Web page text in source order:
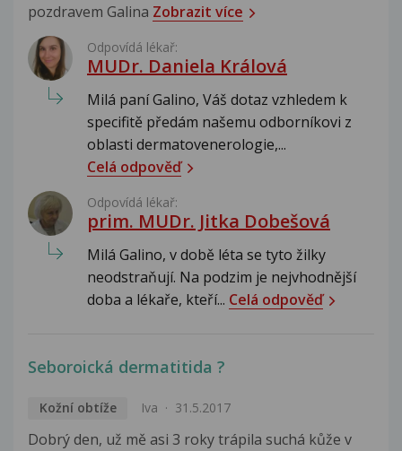
pozdravem Galina Zobrazit více
Odpovídá lékař:
MUDr. Daniela Králová
Milá paní Galino, Váš dotaz vzhledem k
specifitě předám našemu odborníkovi z
oblasti dermatovenerologie,...
Celá odpověď
Odpovídá lékař:
prim. MUDr. Jitka Dobešová
Milá Galino, v době léta se tyto žilky
neodstraňují. Na podzim je nejvhodnější
doba a lékaře, kteří... Celá odpověď
Seboroická dermatitida ?
Kožní obtíže Iva 31.5.2017
Dobrý den, už mě asi 3 roky trápila suchá kůže v